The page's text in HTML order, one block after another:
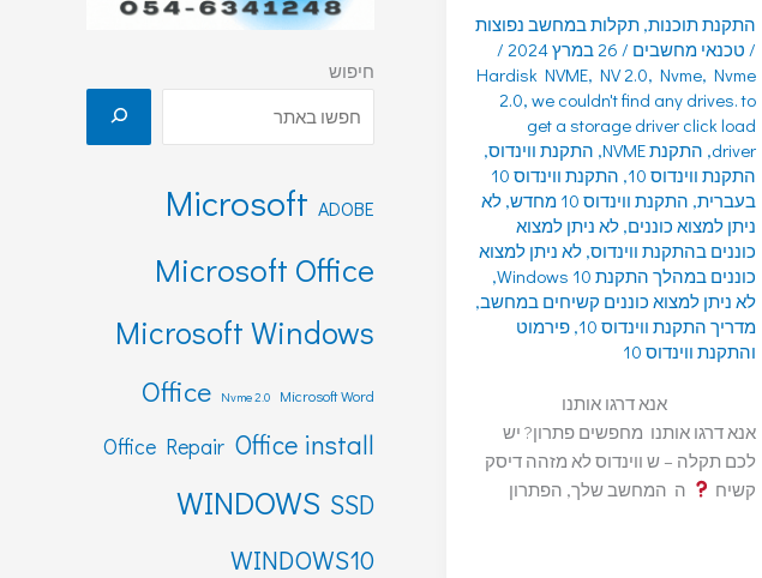
התקנת תוכנות,תקלות במחשב נפוצות
/ טכנאי מחשבים / 26 במרץ 2024
/
Hardisk NVME, NV 2.0, Nvme, Nvme
2.0, we couldn't find any drives. to
get a storage driver click load
driver
, התקנת NVME , התקנת ווינדוס,
התקנת ווינדוס 10
,
התקנת ווינדוס 10
בעברית, התקנת ווינדוס 10 מחדש ,לא
ניתן למצוא כוננים,לא ניתן למצוא
כוננים בהתקנת ווינדוס,לא ניתן למצוא
כוננים במהלך התקנת Windows 10
,
לא ניתן למצוא כוננים קשיחים במחשב,
מדריך התקנת ווינדוס 10
,פירמוט
והתקנת ווינדוס 10
אנא דרגו אותנו
אנא דרגו אותנו מחפשים פתרון? יש
לכם תקלה – ש ווינדוס לא מזהה דיסק
קשיח
ה המחשב שלך, הפתרון
חיפוש
ADOBE
Microsoft
Microsoft Office
Microsoft Windows
Microsoft Word
Nvme 2.0
Office
Office install
Office Repair
SSD
WINDOWS
WINDOWS10